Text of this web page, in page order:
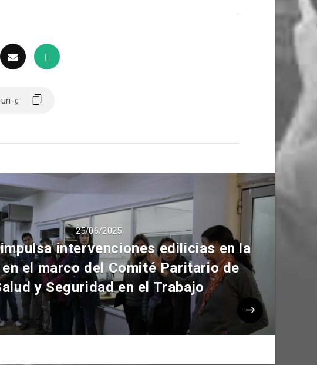
25/06/2025
impulsa intervenciones edilicias en la
en el marco del Comité Paritario de
y Seguridad en el Trabajo